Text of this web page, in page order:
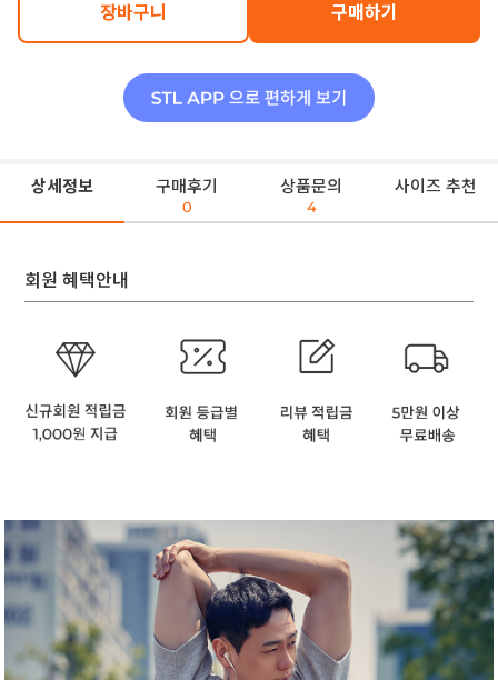
장바구니 구매하기
상세정보 구매후기
0
상품문의
4
사이즈 추천
회원 혜택안내